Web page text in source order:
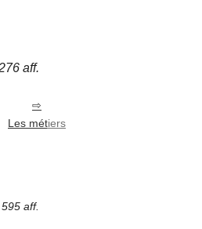
aff.
Les métiers
aff.